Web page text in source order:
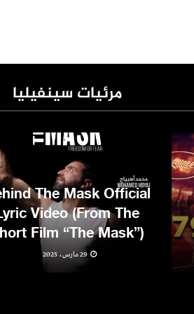
مرئيات سينفيليا
The Mask Official
Video (From The
Film “The Mask”)
29 مارس، 2025